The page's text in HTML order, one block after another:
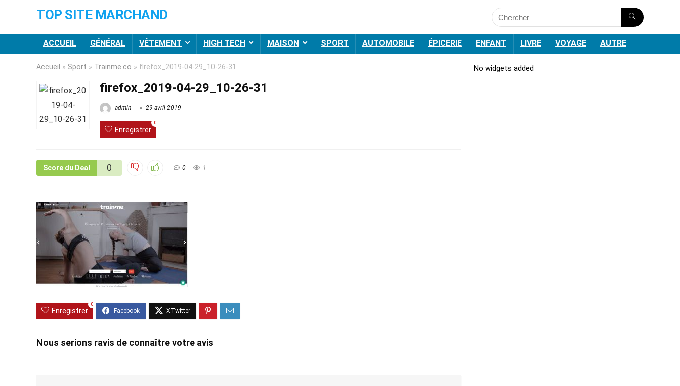
TOP SITE MARCHAND
ACCUEIL GÉNÉRAL VÊTEMENT HIGH TECH MAISON SPORT AUTOMOBILE ÉPICERIE ENFANT LIVRE VOYAGE AUTRE
Accueil » Sport » Trainme.co » firefox_2019-04-29_10-26-31
firefox_2019-04-29_10-26-31
admin 29 avril 2019
Enregistrer
0
Score du Deal 0 0 1
Enregistrer
0
Nous serions ravis de connaître votre avis
No widgets added